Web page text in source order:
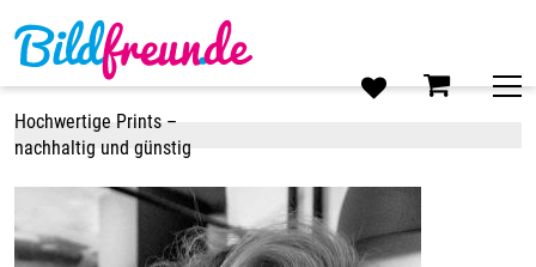
content
Hochwertige Prints –
nachhaltig und günstig